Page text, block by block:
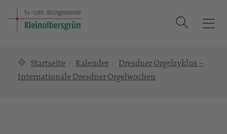
T
Suche
Startseite Kalender
Dresdner Orgelzyklus –
Internationale Dresdner Orgelwochen